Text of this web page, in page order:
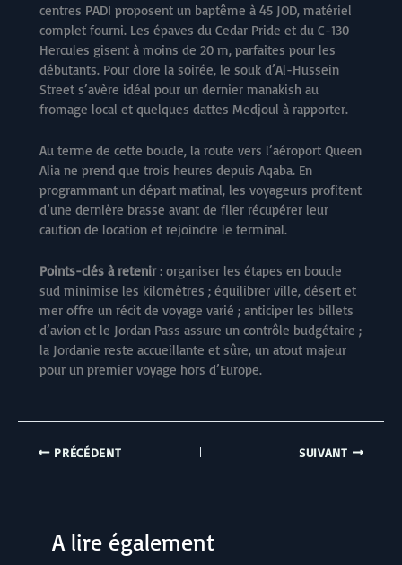
centres PADI proposent un baptême à 45 JOD, matériel
complet fourni. Les épaves du Cedar Pride et du C-130
Hercules gisent à moins de 20 m, parfaites pour les
débutants. Pour clore la soirée, le souk d’Al-Hussein
Street s’avère idéal pour un dernier manakish au
fromage local et quelques dattes Medjoul à rapporter.
Au terme de cette boucle, la route vers l’aéroport Queen
Alia ne prend que trois heures depuis Aqaba. En
programmant un départ matinal, les voyageurs profitent
d’une dernière brasse avant de filer récupérer leur
caution de location et rejoindre le terminal.
Points-clés à retenir: organiser les étapes en boucle
sud minimise les kilomètres ; équilibrer ville, désert et
mer offre un récit de voyage varié ; anticiper les billets
d’avion et le Jordan Pass assure un contrôle budgétaire ;
la Jordanie reste accueillante et sûre, un atout majeur
pour un premier voyage hors d’Europe.
PRÉCÉDENT SUIVANT
A lire également